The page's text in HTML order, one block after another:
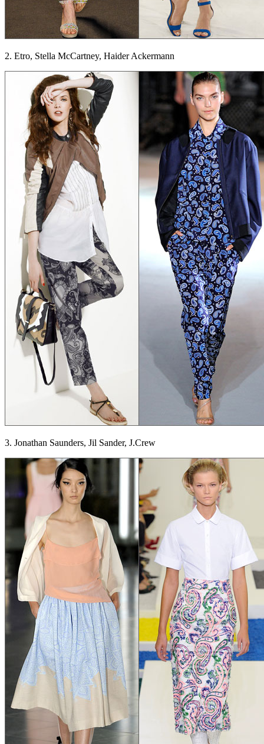
2. Etro, Stella McCartney, Haider Ackermann
3. Jonathan Saunders, Jil Sander, J.Crew